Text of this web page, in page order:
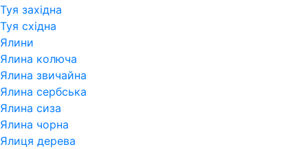
Туя західна
Туя східна
Ялини
Ялина колюча
Ялина звичайна
Ялина сербська
Ялина сиза
Ялина чорна
Ялиця дерева